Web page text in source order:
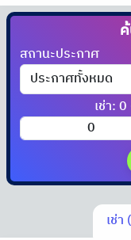
สถานะประกาศ
เช่า:
เช่